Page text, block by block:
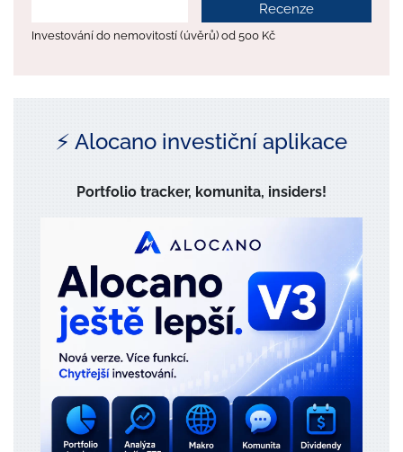
Recenze
Investování do nemovitostí (úvěrů) od 500 Kč
⚡️ Alocano investiční aplikace
Portfolio tracker, komunita, insiders!